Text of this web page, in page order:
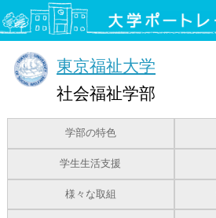
東京福祉大学
社会福祉学部
学部の特色
学生生活支援
様々な取組